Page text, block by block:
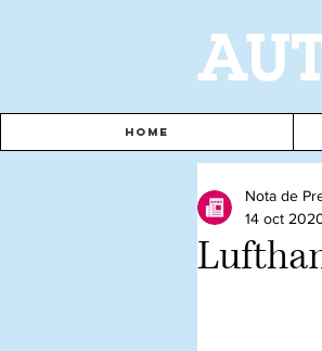
A
Home
Nota de
14 oct